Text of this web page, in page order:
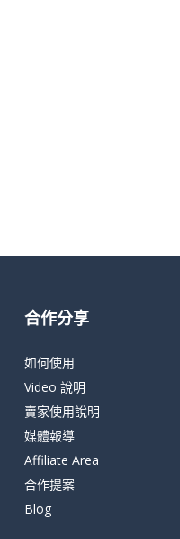
合作分享
如何使用
Video 說明
賣家使用說明
媒體報導
Affiliate Area
合作提案
Blog